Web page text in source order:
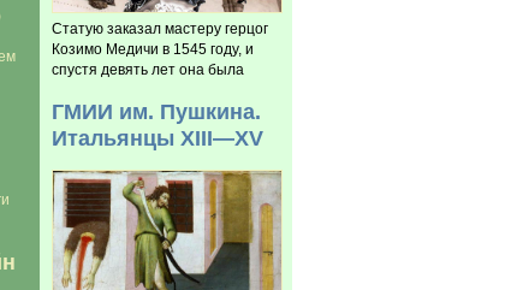
Статую заказал мастеру герцог
Козимо Медичи в 1545 году, и
спустя девять лет она была
ГМИИ им. Пушкина.
Итальянцы XIII—XV